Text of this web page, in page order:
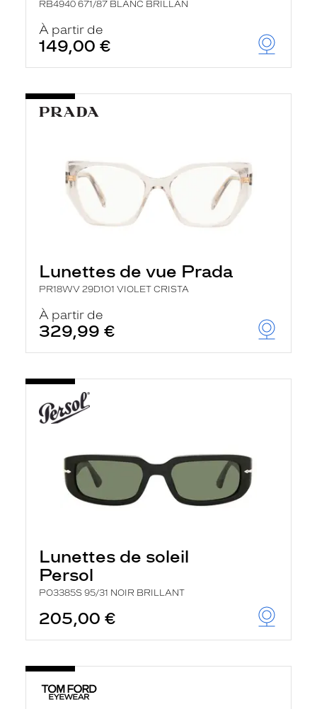
RB4940 671/87 BLANC BRILLAN
À partir de
149,00 €
Lunettes de vue Prada
PR18WV 29D1O1 VIOLET CRISTA
À partir de
329,99 €
Lunettes de soleil
Persol
PO3385S 95/31 NOIR BRILLANT
205,00 €